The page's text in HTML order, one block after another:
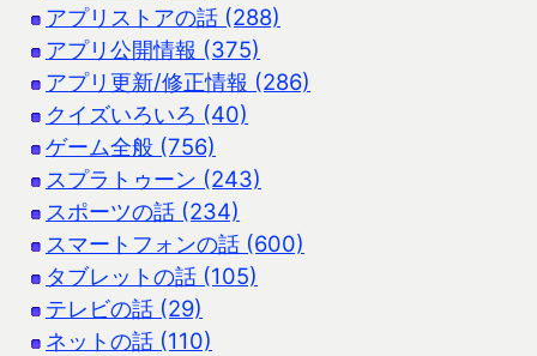
アプリストアの話 (288)
アプリ公開情報 (375)
アプリ更新/修正情報 (286)
クイズいろいろ (40)
ゲーム全般 (756)
スプラトゥーン (243)
スポーツの話 (234)
スマートフォンの話 (600)
タブレットの話 (105)
テレビの話 (29)
ネットの話 (110)